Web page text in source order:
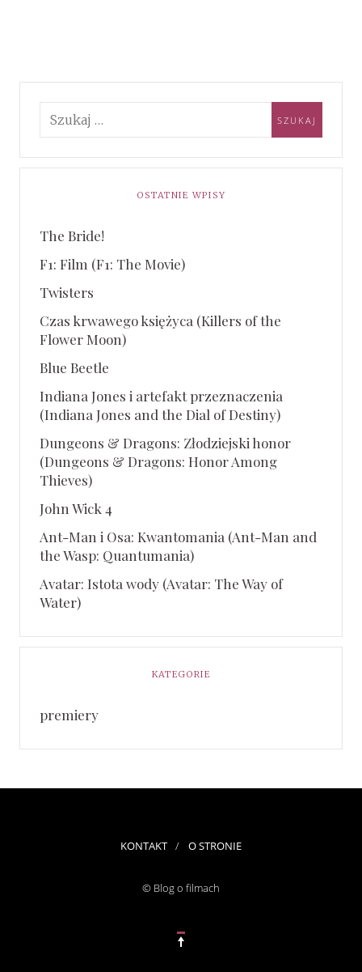
OSTATNIE WPISY
The Bride!
F1: Film (F1: The Movie)
Twisters
Czas krwawego księżyca (Killers of the
Flower Moon)
Blue Beetle
Indiana Jones i artefakt przeznaczenia
(Indiana Jones and the Dial of Destiny)
Dungeons & Dragons: Złodziejski honor
(Dungeons & Dragons: Honor Among
Thieves)
John Wick 4
Ant-Man i Osa: Kwantomania (Ant-Man and
the Wasp: Quantumania)
Avatar: Istota wody (Avatar: The Way of
Water)
KATEGORIE
premiery
KONTAKT O STRONIE
© Blog o filmach